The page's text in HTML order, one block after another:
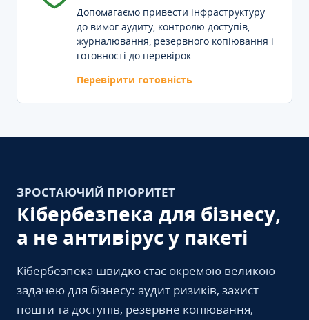
Допомагаємо привести інфраструктуру
до вимог аудиту, контролю доступів,
журналювання, резервного копіювання і
готовності до перевірок.
Перевірити готовність
ЗРОСТАЮЧИЙ ПРІОРИТЕТ
Кібербезпека для бізнесу,
а не антивірус у пакеті
Кібербезпека швидко стає окремою великою
задачею для бізнесу: аудит ризиків, захист
пошти та доступів, резервне копіювання,